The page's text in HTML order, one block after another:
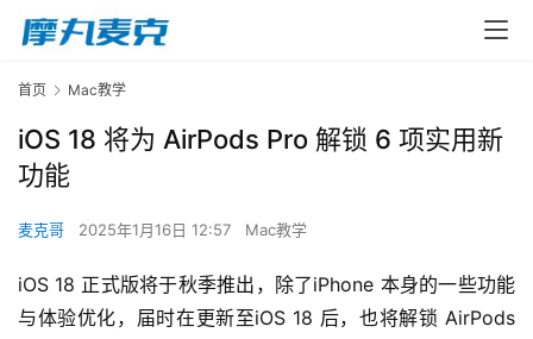
首页 Mac教学
iOS 18 将为 AirPods Pro 解锁 6 项实用新
功能
麦克哥 2025年1月16日 12:57 Mac教学
iOS 18 正式版将于秋季推出，除了iPhone 本身的一些功能
与体验优化，届时在更新至iOS 18 后，也将解锁 AirPods